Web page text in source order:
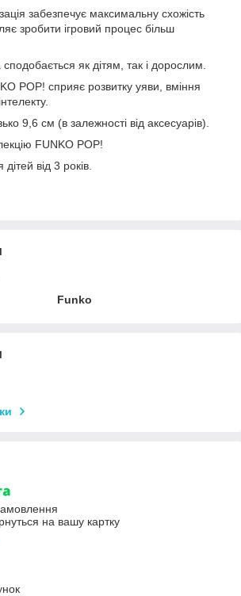
забезпечує максимальну схожість
зробити ігровий процес більш
сподобається як дітям, так і дорослим.
POP! сприяє розвитку уяви, вміння
9,6 см (в залежності від аксесуарів).
FUNKO POP!
від 3 років.
Funko
на вашу картку